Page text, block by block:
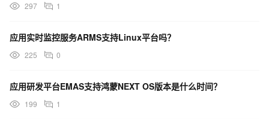
297 1
应用实时监控服务ARMS支持Linux平台吗？
225 0
应用研发平台EMAS支持鸿蒙NEXT OS版本是什么时间？
199 1